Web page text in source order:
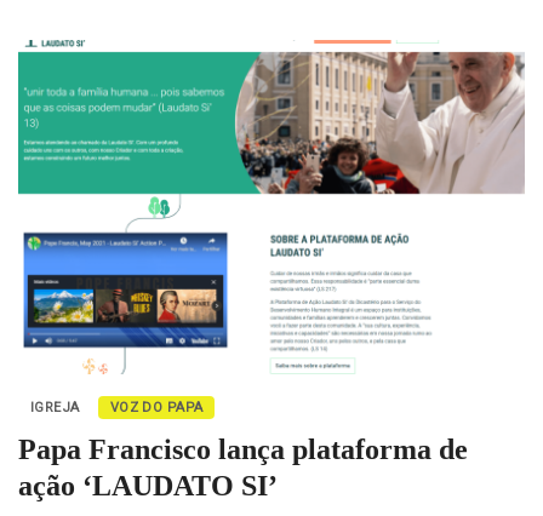
IGREJA VOZ DO PAPA
Papa Francisco lança plataforma de
ação ‘LAUDATO SI’